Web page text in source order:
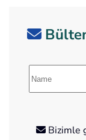
Bizimle